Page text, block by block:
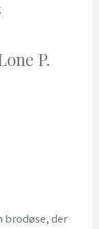
P.
brodøse, der